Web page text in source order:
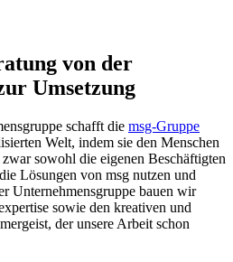
von der
Umsetzung
schafft die msg-​Gruppe
Welt, indem sie den Menschen
sowohl die eigenen Beschäftigten
Lösungen von msg nutzen und
Unternehmensgruppe bauen wir
sowie den kreativen und
der unsere Arbeit schon